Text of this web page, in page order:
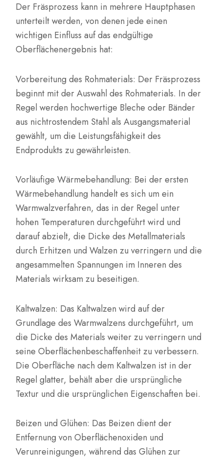
Der Fräsprozess kann in mehrere Hauptphasen
unterteilt werden, von denen jede einen
wichtigen Einfluss auf das endgültige
Oberflächenergebnis hat:
Vorbereitung des Rohmaterials: Der Fräsprozess
beginnt mit der Auswahl des Rohmaterials. In der
Regel werden hochwertige Bleche oder Bänder
aus nichtrostendem Stahl als Ausgangsmaterial
gewählt, um die Leistungsfähigkeit des
Endprodukts zu gewährleisten.
Vorläufige Wärmebehandlung: Bei der ersten
Wärmebehandlung handelt es sich um ein
Warmwalzverfahren, das in der Regel unter
hohen Temperaturen durchgeführt wird und
darauf abzielt, die Dicke des Metallmaterials
durch Erhitzen und Walzen zu verringern und die
angesammelten Spannungen im Inneren des
Materials wirksam zu beseitigen.
Kaltwalzen: Das Kaltwalzen wird auf der
Grundlage des Warmwalzens durchgeführt, um
die Dicke des Materials weiter zu verringern und
seine Oberflächenbeschaffenheit zu verbessern.
Die Oberfläche nach dem Kaltwalzen ist in der
Regel glatter, behält aber die ursprüngliche
Textur und die ursprünglichen Eigenschaften bei.
Beizen und Glühen: Das Beizen dient der
Entfernung von Oberflächenoxiden und
Verunreinigungen, während das Glühen zur